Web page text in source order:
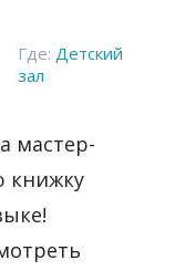
Где: Детский
зал
мастер-
книжку